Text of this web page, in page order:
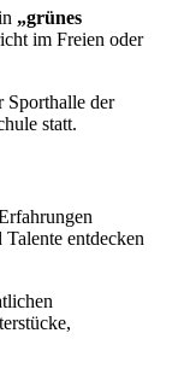
„grünes
im Freien oder
Sporthalle der
statt.
entdecken